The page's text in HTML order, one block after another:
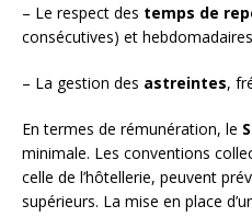
– Le respect des temps de
consécutives) et
– La gestion des astreintes,
En termes de rémunération, le
minimale. Les conventions
celle de l’hôtellerie, peuvent
supérieurs. La mise en place